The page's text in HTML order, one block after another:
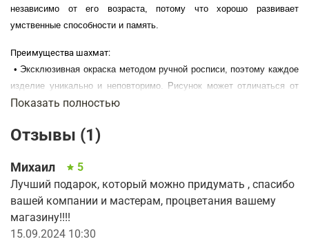
независимо от его возраста, потому что хорошо развивает
умственные способности и память.
Преимущества шахмат:
• Эксклюзивная окраска методом ручной росписи, поэтому каждое
изделие уникально и неповторимо. Рисунок может отличаться от
представленного на сайте, но обязательно сохранена стилистика
• Используются дерево только прочных пород.
повреждениям.
• Срок эксплуатации, более 50 лет.
Размеры: 290х145х38мм
Конструкция оригинальной доски, выполнена с точностью до
Показать полностью
Отзывы (1)
Михаил
5
Лучший подарок, который можно придумать , спасибо
вашей компании и мастерам, процветания вашему
магазину!!!!
15.09.2024 10:30